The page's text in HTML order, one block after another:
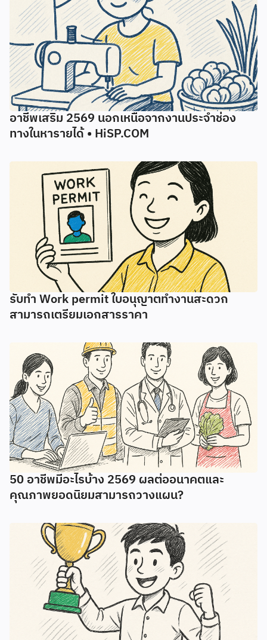
อาชีพเสริม 2569 นอกเหนือจากงานประจำช่อง
ทางในหารายได้ • HiSP.COM
รับทํา Work permit ใบอนุญาตทํางานสะดวก
สามารถเตรียมเอกสารราคา
50 อาชีพมีอะไรบ้าง 2569 ผลต่ออนาคตและ
คุณภาพยอดนิยมสามารถวางแผน?